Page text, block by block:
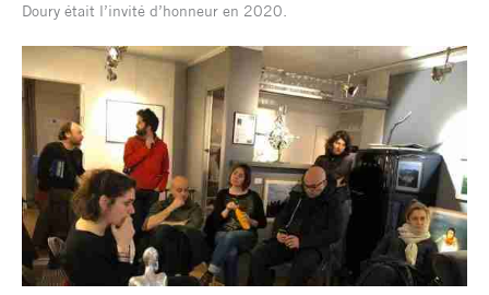
Doury était l’invité d’honneur en 2020.